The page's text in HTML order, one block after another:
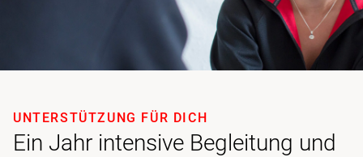
Ein Jahr intensive Begleitung und
UNTERSTÜTZUNG FÜR DICH